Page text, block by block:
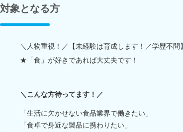
対象となる方
＼人物重視！／【未経験は育成します！／学歴不
★「食」が好きであれば大丈夫です！
＼こんな方待ってます！／
「生活に欠かせない食品業界で働きたい」
「食卓で身近な製品に携わりたい」